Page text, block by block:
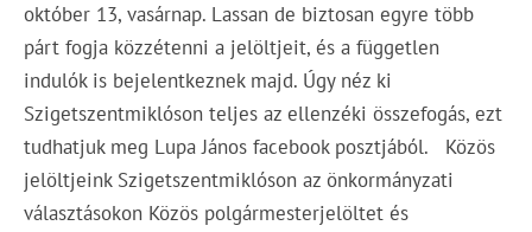
október 13, vasárnap. Lassan de biztosan egyre több
párt fogja közzétenni a jelöltjeit, és a független
indulók is bejelentkeznek majd. Úgy néz ki
Szigetszentmiklóson teljes az ellenzéki összefogás, ezt
tudhatjuk meg Lupa János facebook posztjából. Közös
jelöltjeink Szigetszentmiklóson az önkormányzati
választásokon Közös polgármesterjelöltet és